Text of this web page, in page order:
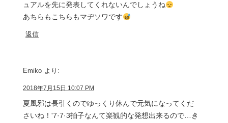
ュアルを先に発表してくれないんでしょうね
あちらもこちらもマヂソワです
返信
Emiko より:
2018年7月15日 10:07 PM
夏風邪は長引くのでゆっくり休んで元気になってくだ
さいね！'7·7·3拍子なんて楽観的な発想出来るので…き